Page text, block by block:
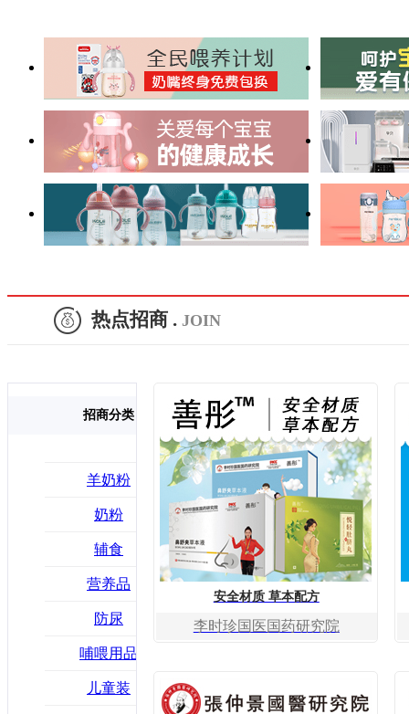
热点招商 . JOIN
招商分类
羊奶粉
奶粉
辅食
营养品
防尿
哺喂用品
儿童装
安全材质 草本配方
李时珍国医国药研究院